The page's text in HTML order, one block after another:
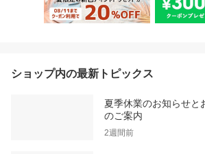
ショップ内の最新トピックス
夏季休業のお知らせと
のご案内
2週間前